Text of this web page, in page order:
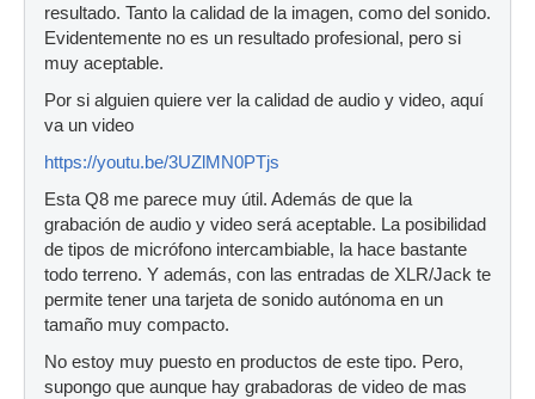
resultado. Tanto la calidad de la imagen, como del sonido.
Evidentemente no es un resultado profesional, pero si
muy aceptable.
Por si alguien quiere ver la calidad de audio y video, aquí
va un video
https://youtu.be/3UZlMN0PTjs
Esta Q8 me parece muy útil. Además de que la
grabación de audio y video será aceptable. La posibilidad
de tipos de micrófono intercambiable, la hace bastante
todo terreno. Y además, con las entradas de XLR/Jack te
permite tener una tarjeta de sonido autónoma en un
tamaño muy compacto.
No estoy muy puesto en productos de este tipo. Pero,
supongo que aunque hay grabadoras de video de mas